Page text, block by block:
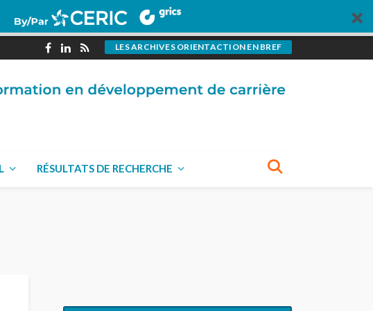
LES ARCHIVES ORIENTACTION EN BREF
RÉSULTATS DE RECHERCHE